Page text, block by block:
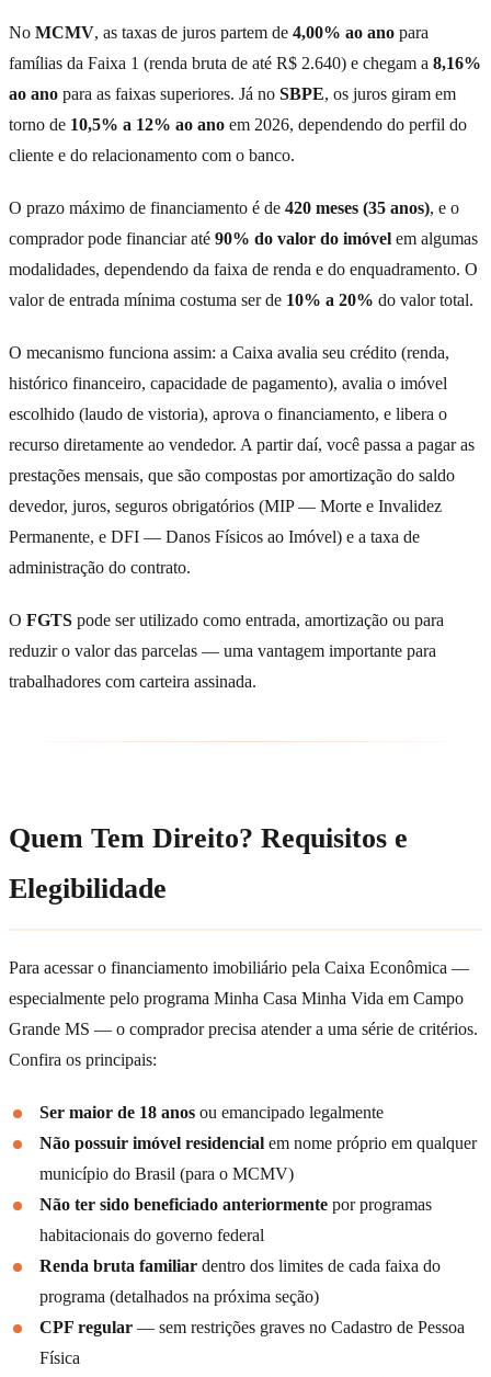
No MCMV, as taxas de juros partem de 4,00% ao ano para
famílias da Faixa 1 (renda bruta de até R$ 2.640) e chegam a 8,16%
ao ano para as faixas superiores. Já no SBPE, os juros giram em
torno de 10,5% a 12% ao ano em 2026, dependendo do perfil do
cliente e do relacionamento com o banco.
O prazo máximo de financiamento é de 420 meses (35 anos), e o
comprador pode financiar até 90% do valor do imóvel em algumas
modalidades, dependendo da faixa de renda e do enquadramento. O
valor de entrada mínima costuma ser de 10% a 20% do valor total.
O mecanismo funciona assim: a Caixa avalia seu crédito (renda,
histórico financeiro, capacidade de pagamento), avalia o imóvel
escolhido (laudo de vistoria), aprova o financiamento, e libera o
recurso diretamente ao vendedor. A partir daí, você passa a pagar as
prestações mensais, que são compostas por amortização do saldo
devedor, juros, seguros obrigatórios (MIP — Morte e Invalidez
Permanente, e DFI — Danos Físicos ao Imóvel) e a taxa de
administração do contrato.
O FGTS pode ser utilizado como entrada, amortização ou para
reduzir o valor das parcelas — uma vantagem importante para
trabalhadores com carteira assinada.
Quem Tem Direito? Requisitos e
Elegibilidade
Para acessar o financiamento imobiliário pela Caixa Econômica —
especialmente pelo programa Minha Casa Minha Vida em Campo
Grande MS — o comprador precisa atender a uma série de critérios.
Confira os principais:
Ser maior de 18 anos ou emancipado legalmente
Não possuir imóvel residencial em nome próprio em qualquer
município do Brasil (para o MCMV)
Não ter sido beneficiado anteriormente por programas
habitacionais do governo federal
Renda bruta familiar dentro dos limites de cada faixa do
programa (detalhados na próxima seção)
CPF regular — sem restrições graves no Cadastro de Pessoa
Física